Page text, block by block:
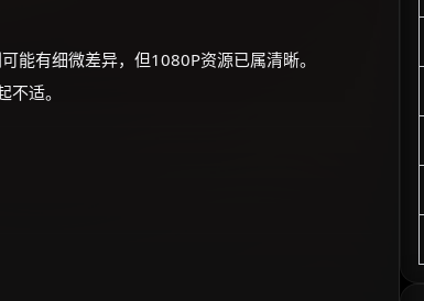
有细微差异，但1080P资源已属清晰。
适。